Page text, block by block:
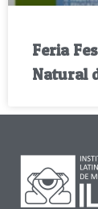
Feria
Natural